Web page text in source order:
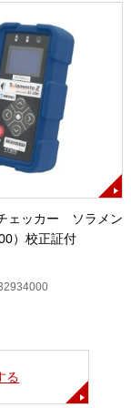
ェッカー ソラメン
）校正証付
る